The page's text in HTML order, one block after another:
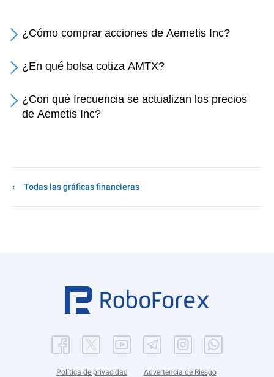
¿Cómo comprar acciones de Aemetis Inc?
¿En qué bolsa cotiza AMTX?
¿Con qué frecuencia se actualizan los precios
de Aemetis Inc?
Todas las gráficas financieras
Política de privacidad Advertencia de Riesgo